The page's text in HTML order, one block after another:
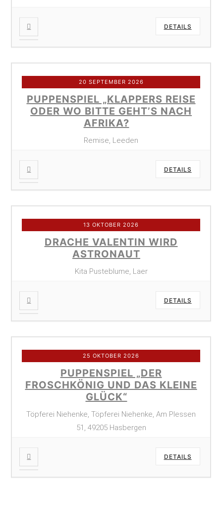
DETAILS
20 SEPTEMBER 2026
PUPPENSPIEL „KLAPPERS REISE
ODER WO BITTE GEHT’S NACH
AFRIKA?
Remise, Leeden
DETAILS
13 OKTOBER 2026
DRACHE VALENTIN WIRD
ASTRONAUT
Kita Pusteblume, Laer
DETAILS
25 OKTOBER 2026
PUPPENSPIEL „DER
FROSCHKÖNIG UND DAS KLEINE
GLÜCK“
Töpferei Niehenke, Töpferei Niehenke, Am Plessen
51, 49205 Hasbergen
DETAILS